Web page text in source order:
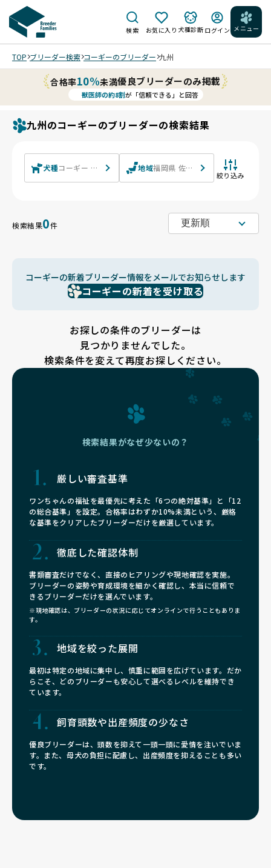
検索 お気に入り 犬種診断 ログイン メニュー
TOP ブリーダー検索 コーギーのブリーダー 九州
合格率10%未満優良ブリーダーのみ掲載
獣医師の約8割が「信頼できる」と回答
九州のコーギーのブリーダーの検索結果
犬種コーギー ウェルシュ・コーギー・ペンブローク ウェルシュ
地域福岡県 佐賀県 長崎県 熊本県 大
絞り込み
検索結果0件
コーギーの新着ブリーダー情報をメールでお知らせします
コーギーの新着を受け取る
お探しの条件のブリーダーは
見つかりませんでした。
検索条件を変えて再度お探しください。
検索結果がなぜ少ないの？
厳しい審査基準
ワンちゃんの福祉を最優先に考えた「6つの絶対基準」と「12
の総合基準」を設定。合格率はわずか10%未満という、厳格
な基準をクリアしたブリーダーだけを厳選しています。
徹底した確認体制
書類審査だけでなく、直接のヒアリングや現地確認を実施。
ブリーダーの姿勢や育成環境を細かく確認し、本当に信頼で
きるブリーダーだけを選んでいます。
※現地確認は、ブリーダーの状況に応じてオンラインで行うこともありま
す。
地域を絞った展開
最初は特定の地域に集中し、慎重に範囲を広げています。だか
らこそ、どのブリーダーも安心して選べるレベルを維持でき
ています。
飼育頭数や出産頻度の少なさ
優良ブリーダーは、頭数を抑えて一頭一頭に愛情を注いでいま
す。また、母犬の負担に配慮し、出産頻度を抑えることも多い
です。